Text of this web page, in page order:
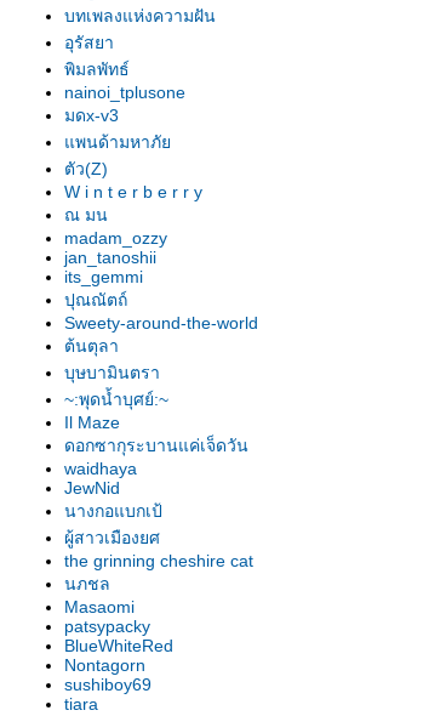
บทเพลงแห่งความฝัน
อุรัสยา
พิมลพัทธ์
nainoi_tplusone
มดx-v3
พนด้ามหาภั
ตัว(Z)
W i n t e r b e r r y
ณ มน
madam_ozzy
jan_tanoshii
its_gemmi
ปุณณัตถ์
Sweety-around-the-world
ต้นตุลา
บุษบามินตรา
~:พุดน้ำบุศย์:~
Il Maze
ดอกซากุระบานแค่เจ็ดวัน
waidhaya
JewNid
นางกอแบกเป้
ผู้สาวเมืองยศ
the grinning cheshire cat
นภชล
Masaomi
patsypacky
BlueWhiteRed
Nontagorn
sushiboy69
tiara